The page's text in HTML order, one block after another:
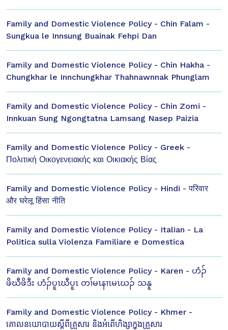
Family and Domestic Violence Policy - Chin Falam -
Sungkua le Innsung Buainak Fehpi Dan
Family and Domestic Violence Policy - Chin Hakha -
Chungkhar le Innchungkhar Thahnawnnak Phunglam
Family and Domestic Violence Policy - Chin Zomi -
Innkuan Sung Ngongtatna Lamsang Nasep Paizia
Family and Domestic Violence Policy - Greek -
Πολιτική Οικογενειακής και Οικιακής Βίας
Family and Domestic Violence Policy - Hindi - परिवार
और घरेलू हिंसा नीति
Family and Domestic Violence Policy - Italian - La
Politica sulla Violenza Familiare e Domestica
Family and Domestic Violence Policy - Karen - ဟံၣ်
ဖိဃီဖိဒီး ဟံၣ်ပူၤဃီပူၤ တၢ်မၤနၢၤမၤဃၣ် သနူ
Family and Domestic Violence Policy - Khmer -
គោលនយោបាយស្ដីពីគ្រួសារ និងអំពើហិង្សាក្នុងគ្រួសារ